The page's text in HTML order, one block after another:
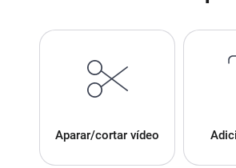
Aparar/cortar vídeo